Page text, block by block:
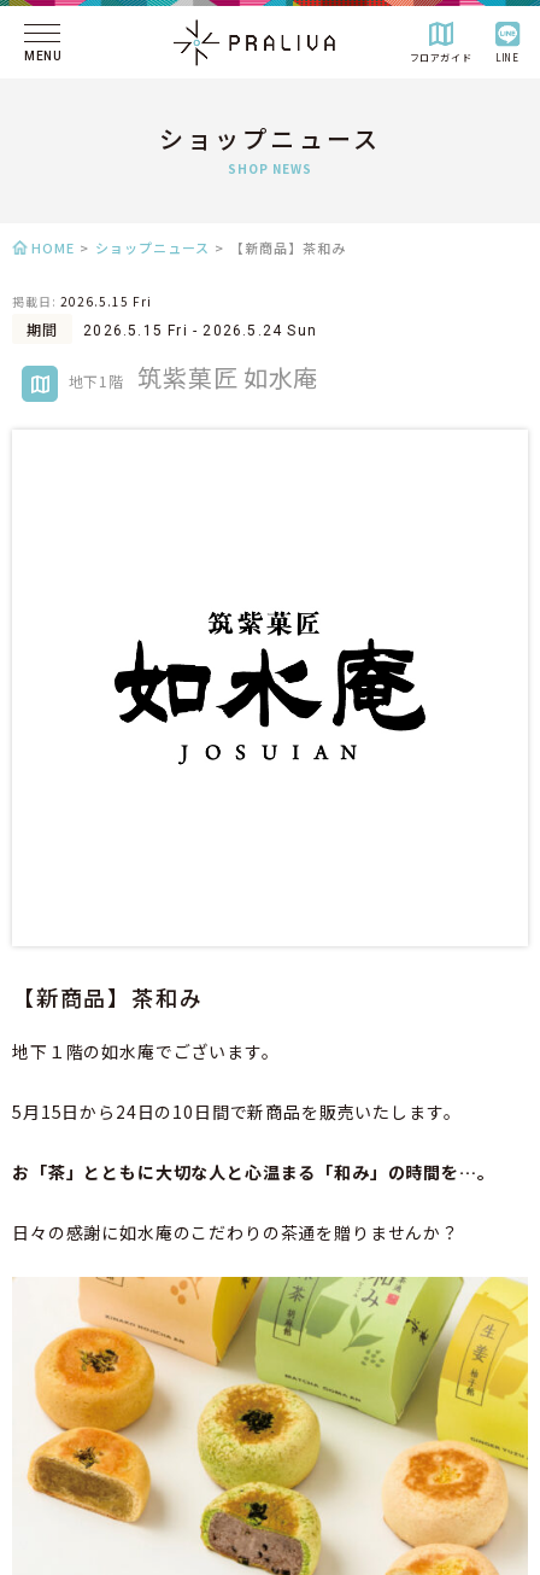
MENU フロアガイド LINE
ショップニュース
SHOP NEWS
HOME > ショップニュース > 【新商品】茶和み
掲載日: 2026.5.15 Fri
期間 2026.5.15 Fri - 2026.5.24 Sun
地下1階 筑紫菓匠 如水庵
【新商品】茶和み
地下１階の如水庵でございます。
5月15日から24日の10日間で新商品を販売いたします。
お「茶」とともに大切な人と心温まる「和み」の時間を…。
日々の感謝に如水庵のこだわりの茶通を贈りませんか？